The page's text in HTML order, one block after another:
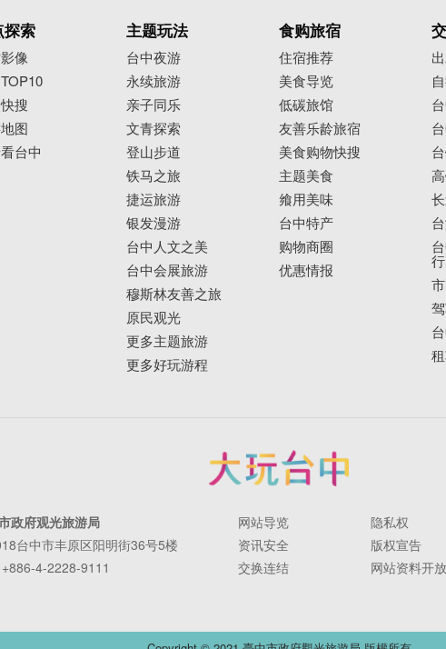
探索
像
搜
图
台中
主题玩法
台中夜游
永续旅游
亲子同乐
文青探索
登山步道
铁马之旅
捷运旅游
银发漫游
台中人文之美
台中会展旅游
穆斯林友善之旅
原民观光
更多主题旅游
更多好玩游程
食购旅宿
住宿推荐
美食导览
低碳旅馆
友善乐龄旅宿
美食购物快搜
主题美食
飨用美味
台中特产
购物商圈
优惠情报
行
政府观光旅游局
台中市丰原区阳明街36号5楼
4-2228-9111
网站导览
隐私权
资讯安全
版权宣告
交换连结
网站资料开